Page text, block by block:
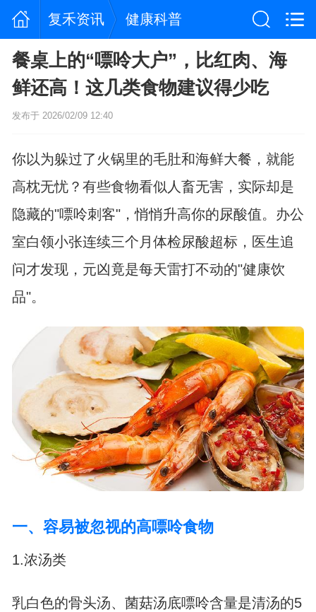
复禾资讯 健康科普
餐桌上的“嘌呤大户”，比红肉、海
鲜还高！这几类食物建议得少吃
发布于 2026/02/09 12:40
你以为躲过了火锅里的毛肚和海鲜大餐，就能
高枕无忧？有些食物看似人畜无害，实际却是
隐藏的"嘌呤刺客"，悄悄升高你的尿酸值。办公
室白领小张连续三个月体检尿酸超标，医生追
问才发现，元凶竟是每天雷打不动的"健康饮
品"。
一、容易被忽视的高嘌呤食物
1.浓汤类
乳白色的骨头汤、菌菇汤底嘌呤含量是清汤的5